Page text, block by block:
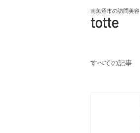
南魚沼市の訪問美容
totte
すべての記事